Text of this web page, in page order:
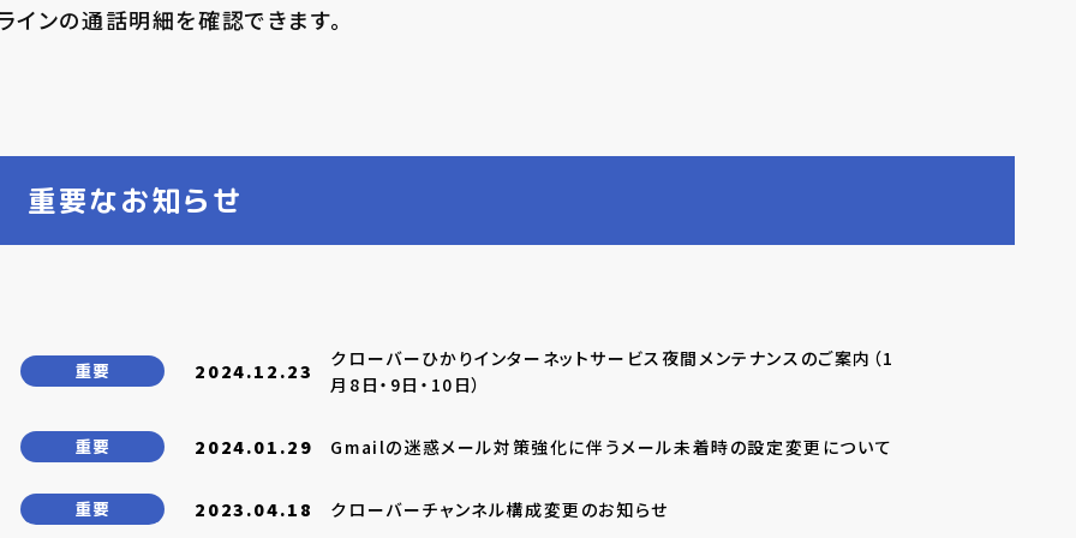
インの通話明細を確認できます。
重要なお知らせ
重要 2024.12.23
クローバーひかりインターネットサービス夜間メンテナンスのご案内（1
月8日・9日・10日）
重要 2024.01.29 Gmailの迷惑メール対策強化に伴うメール未着時の設定変更について
重要 2023.04.18 クローバーチャンネル構成変更のお知らせ